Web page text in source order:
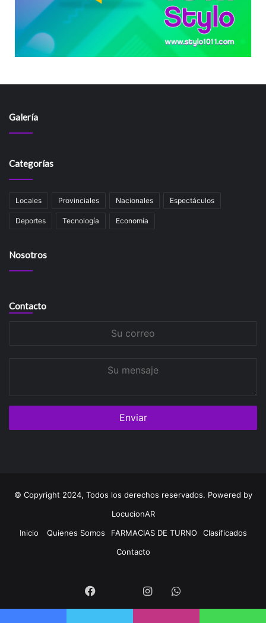
Galería
Categorías
Locales Provinciales Nacionales Espectáculos
Deportes Tecnología Economía
Nosotros
Contacto
© Copyright 2024, Todos los derechos reservados. Powered by
LocucionAR
Inicio
Quienes Somos FARMACIAS DE TURNO
Clasificados
Contacto
Facebook InstagramWhatsapp